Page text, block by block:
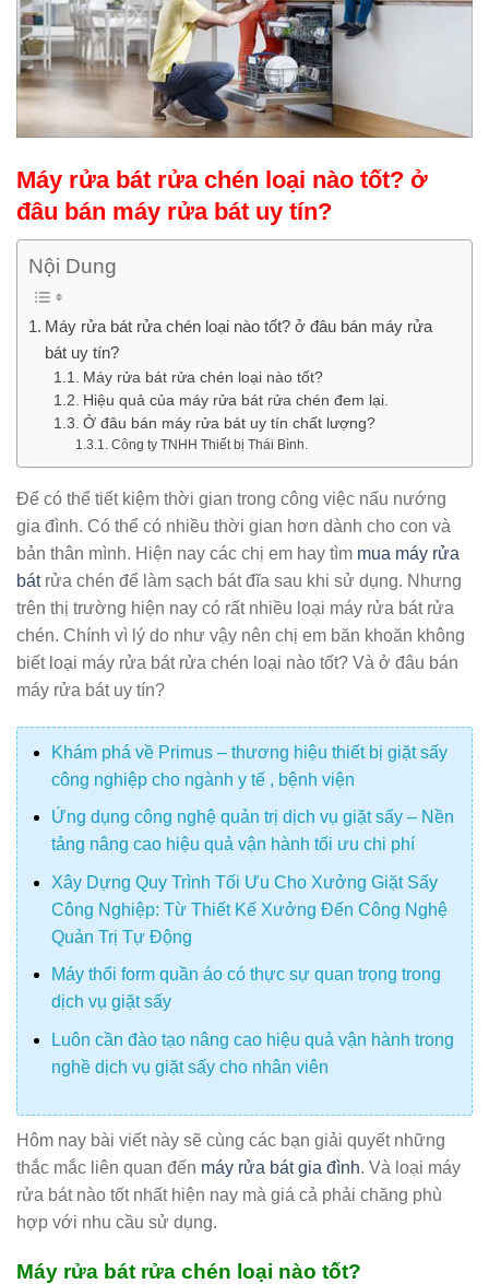
Máy rửa bát rửa chén loại nào tốt? ở
đâu bán máy rửa bát uy tín?
Nội Dung
Máy rửa bát rửa chén loại nào tốt? ở đâu bán máy rửa
bát uy tín?
Máy rửa bát rửa chén loại nào tốt?
Hiệu quả của máy rửa bát rửa chén đem lại.
Ở đâu bán máy rửa bát uy tín chất lượng?
Công ty TNHH Thiết bị Thái Bình.
Để có thể tiết kiệm thời gian trong công việc nấu nướng
gia đình. Có thể có nhiều thời gian hơn dành cho con và
bản thân mình. Hiện nay các chị em hay tìm mua máy rửa
bátrửa chén để làm sạch bát đĩa sau khi sử dụng. Nhưng
trên thị trường hiện nay có rất nhiều loại máy rửa bát rửa
chén. Chính vì lý do như vậy nên chị em băn khoăn không
biết loại máy rửa bát rửa chén loại nào tốt? Và ở đâu bán
máy rửa bát uy tín?
Khám phá về Primus – thương hiệu thiết bị giặt sấy
công nghiệp cho ngành y tế , bệnh viện
Ứng dụng công nghệ quản trị dịch vụ giặt sấy – Nền
tảng nâng cao hiệu quả vận hành tối ưu chi phí
Xây Dựng Quy Trình Tối Ưu Cho Xưởng Giặt Sấy
Công Nghiệp: Từ Thiết Kế Xưởng Đến Công Nghệ
Quản Trị Tự Động
Máy thổi form quần áo có thực sự quan trọng trong
dịch vụ giặt sấy
Luôn cần đào tạo nâng cao hiệu quả vận hành trong
nghề dịch vụ giặt sấy cho nhân viên
Hôm nay bài viết này sẽ cùng các bạn giải quyết những
thắc mắc liên quan đến máy rửa bát gia đình. Và loại máy
rửa bát nào tốt nhất hiện nay mà giá cả phải chăng phù
hợp với nhu cầu sử dụng.
Máy rửa bát rửa chén loại nào tốt?